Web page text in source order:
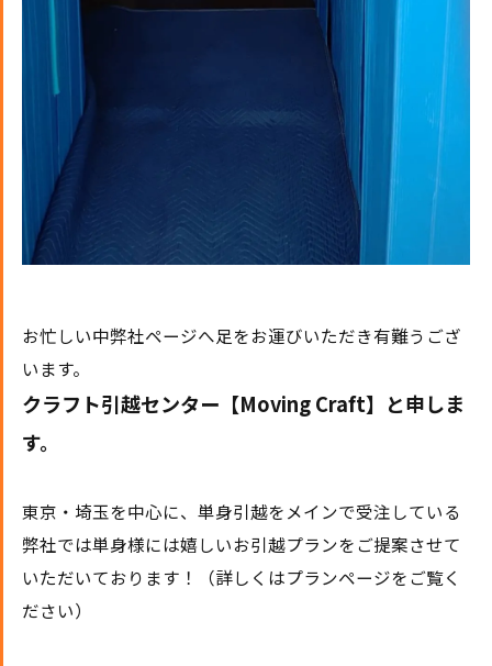
お忙しい中弊社ページへ足をお運びいただき有難うござ
います。
クラフト引越センター【Moving Craft】と申しま
す。
東京・埼玉を中心に、単身引越をメインで受注している
弊社では単身様には嬉しいお引越プランをご提案させて
いただいております！（詳しくはプランページをご覧く
ださい）